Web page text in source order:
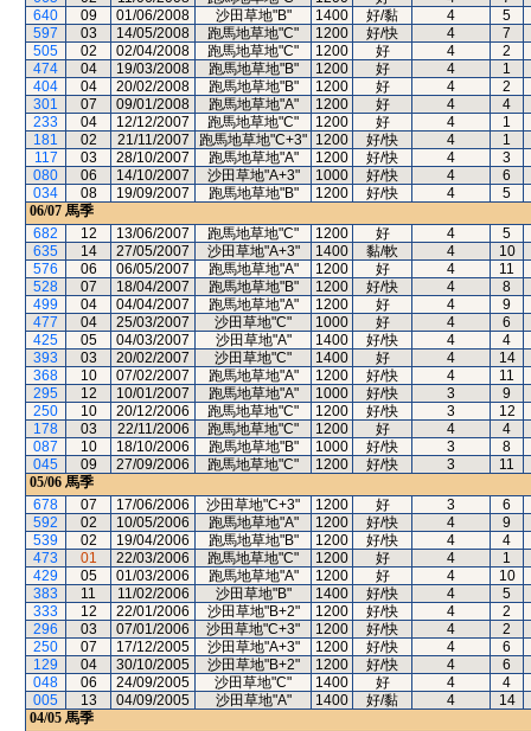
640
09 01/06/2008 沙田草地"B" 1400 好/黏 4
5
597
03 14/05/2008 跑馬地草地"C" 1200 好/快 4
7
505
02 02/04/2008 跑馬地草地"C" 1200 好 4
2
474
04 19/03/2008 跑馬地草地"B" 1200 好 4
1
404
04 20/02/2008 跑馬地草地"B" 1200 好 4
2
301
07 09/01/2008 跑馬地草地"A" 1200 好 4
4
233
04 12/12/2007 跑馬地草地"C" 1200 好 4
1
181
02 21/11/2007 跑馬地草地"C+3" 1200 好/快 4
1
117
03 28/10/2007 跑馬地草地"A" 1200 好/快 4
3
080
06 14/10/2007 沙田草地"A+3" 1000 好/快 4
6
034
08 19/09/2007 跑馬地草地"B" 1200 好/快 4
5
06/07 馬季
682
12 13/06/2007 跑馬地草地"C" 1200 好 4
5
635
14 27/05/2007 沙田草地"A+3" 1400 黏/軟 4
10
576
06 06/05/2007 跑馬地草地"A" 1200 好 4
11
528
07 18/04/2007 跑馬地草地"B" 1200 好/快 4
8
499
04 04/04/2007 跑馬地草地"A" 1200 好 4
9
477
04 25/03/2007 沙田草地"C" 1000 好 4
6
425
05 04/03/2007 沙田草地"A" 1400 好/快 4
4
393
03 20/02/2007 沙田草地"C" 1400 好 4
14
368
10 07/02/2007 跑馬地草地"A" 1200 好/快 4
11
295
12 10/01/2007 跑馬地草地"A" 1000 好/快 3
9
250
10 20/12/2006 跑馬地草地"C" 1200 好/快 3
12
178
03 22/11/2006 跑馬地草地"C" 1200 好 4
4
087
10 18/10/2006 跑馬地草地"B" 1000 好/快 3
8
045
09 27/09/2006 跑馬地草地"C" 1200 好/快 3
11
05/06 馬季
678
07 17/06/2006 沙田草地"C+3" 1200 好 3
6
592
02 10/05/2006 跑馬地草地"A" 1200 好/快 4
9
539
02 19/04/2006 跑馬地草地"B" 1200 好/快 4
4
473
01 22/03/2006 跑馬地草地"C" 1200 好 4
1
429
05 01/03/2006 跑馬地草地"A" 1200 好 4
10
383
11 11/02/2006 沙田草地"B" 1400 好/快 4
5
333
12 22/01/2006 沙田草地"B+2" 1200 好/快 4
2
296
03 07/01/2006 沙田草地"C+3" 1200 好/快 4
2
250
07 17/12/2005 沙田草地"A+3" 1200 好/快 4
6
129
04 30/10/2005 沙田草地"B+2" 1200 好/快 4
6
048
06 24/09/2005 沙田草地"C" 1400 好 4
4
005
13 04/09/2005 沙田草地"A" 1400 好/黏 4
14
04/05 馬季